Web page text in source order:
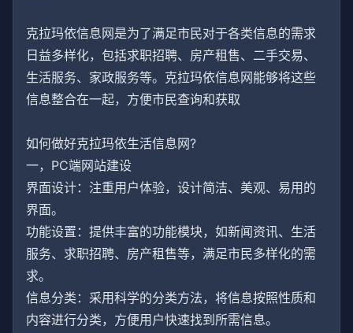
克拉玛依信息网是为了满足市民对于各类信息的需求
日益多样化，包括求职招聘、房产租售、二手交易、
生活服务、家政服务等。克拉玛依信息网能够将这些
信息整合在一起，方便市民查询和获取
如何做好克拉玛依生活信息网?
一，PC端网站建设
界面设计：注重用户体验，设计简洁、美观、易用的
界面。
功能设置：提供丰富的功能模块，如新闻资讯、生活
服务、求职招聘、房产租售等，满足市民多样化的需
求。
信息分类：采用科学的分类方法，将信息按照性质和
内容进行分类，方便用户快速找到所需信息。